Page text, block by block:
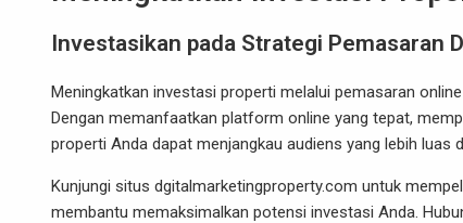
Investasikan pada Strategi Pemasaran
Meningkatkan investasi properti melalui pemasaran
Dengan memanfaatkan platform online yang tepat,
properti Anda dapat menjangkau audiens yang lebih luas
Kunjungi situs dgitalmarketingproperty.com untuk
membantu memaksimalkan potensi investasi Anda.